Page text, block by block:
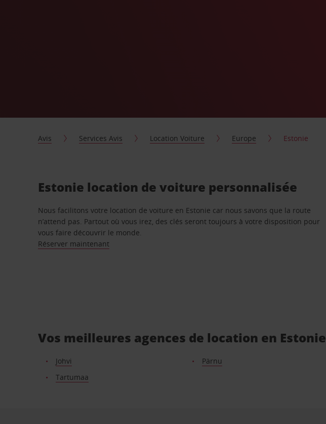
Avis Services Avis Location Voiture Europe Estonie
Estonie location de voiture personnalisée
Nous facilitons votre location de voiture en Estonie car nous savons que la route
n’attend pas. Partout où vous irez, des clés seront toujours à votre disposition pour
vous faire découvrir le monde.
Réserver maintenant
Vos meilleures agences de location en Estonie
Johvi Pärnu
Tartumaa